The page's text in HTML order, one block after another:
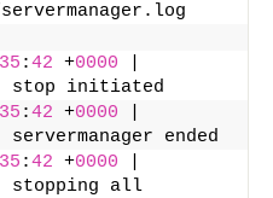
35 :42 +0000
| stop initiated
35 :42 +0000
ended
35 :42 +0000
| stopping all